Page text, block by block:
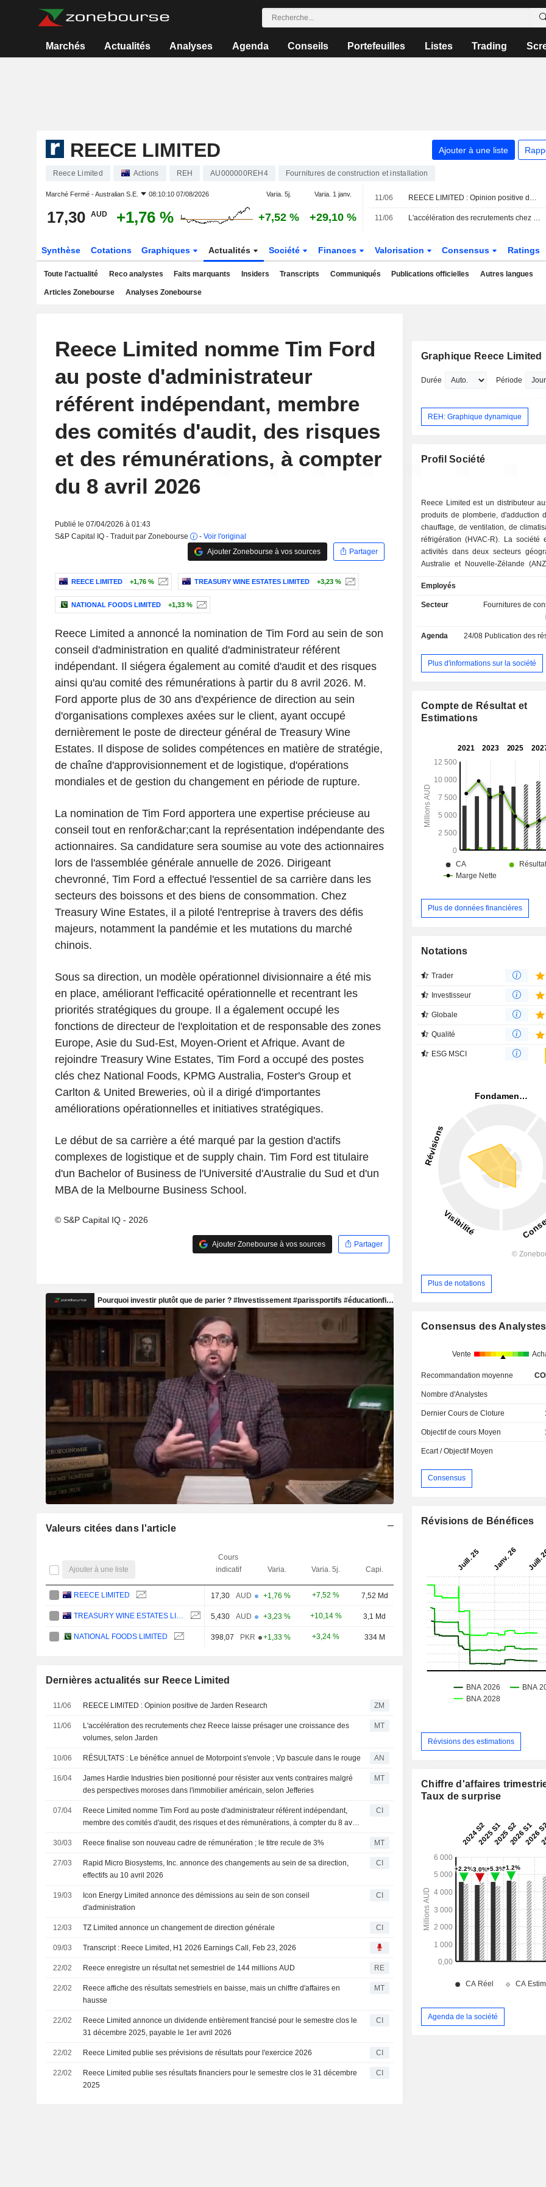
Marchés Actualités Analyses Agenda Conseils Portefeuilles Listes Trading
REECE LIMITED Ajouter à une liste
Reece Limited Actions REH AU000000REH4 Fournitures de construction et installation
Marché Fermé -Australian S.E. 08:10:10 07/08/2026 Varia. 5j. Varia. 1 janv.
17,30 AUD +1,76 % +7,52 % +29,10 %
11/06 REECE LIMITED : Opinion positive de Jarden Research
11/06 L'accélération des recrutements chez Reece laisse présager une croissance des volumes, selon Jarden
Synthèse Cotations Graphiques Actualités Société Finances Valorisation Consensus Ratings
Toute l'actualité Reco analystes Faits marquants Insiders Transcripts Communiqués Publications officielles Autres langues
Articles Zonebourse Analyses Zonebourse
Reece Limited nomme Tim Ford
au poste d'administrateur
référent indépendant, membre
des comités d'audit, des risques
et des rémunérations, à compter
du 8 avril 2026
Publié le 07/04/2026 à 01:43
S&P Capital IQ - Traduit par Zonebourse
- Voir l'original
Ajouter Zonebourse à vos sources
Partager
REECE LIMITED +1,76 % TREASURY WINE ESTATES LIMITED +3,23 %
NATIONAL FOODS LIMITED +1,33 %
Reece Limited a annoncé la nomination de Tim Ford au sein de son
conseil d'administration en qualité d'administrateur référent
indépendant. Il siégera également au comité d'audit et des risques
ainsi qu'au comité des rémunérations à partir du 8 avril 2026. M.
Ford apporte plus de 30 ans d'expérience de direction au sein
d'organisations complexes axées sur le client, ayant occupé
dernièrement le poste de directeur général de Treasury Wine
Estates. Il dispose de solides compétences en matière de stratégie,
de chaîne d'approvisionnement et de logistique, d'opérations
mondiales et de gestion du changement en période de rupture.
La nomination de Tim Ford apportera une expertise précieuse au
conseil tout en renfor&char;cant la représentation indépendante des
actionnaires. Sa candidature sera soumise au vote des actionnaires
lors de l'assemblée générale annuelle de 2026. Dirigeant
chevronné, Tim Ford a effectué l'essentiel de sa carrière dans les
secteurs des boissons et des biens de consommation. Chez
Treasury Wine Estates, il a piloté l'entreprise à travers des défis
majeurs, notamment la pandémie et les mutations du marché
chinois.
Sous sa direction, un modèle opérationnel divisionnaire a été mis
en place, améliorant l'efficacité opérationnelle et recentrant les
priorités stratégiques du groupe. Il a également occupé les
fonctions de directeur de l'exploitation et de responsable des zones
Europe, Asie du Sud-Est, Moyen-Orient et Afrique. Avant de
rejoindre Treasury Wine Estates, Tim Ford a occupé des postes
clés chez National Foods, KPMG Australia, Foster's Group et
Carlton & United Breweries, où il a dirigé d'importantes
améliorations opérationnelles et initiatives stratégiques.
Le début de sa carrière a été marqué par la gestion d'actifs
complexes de logistique et de supply chain. Tim Ford est titulaire
d'un Bachelor of Business de l'Université d'Australie du Sud et d'un
MBA de la Melbourne Business School.
© S&P Capital IQ - 2026
Ajouter Zonebourse à vos sources Partager
Valeurs citées dans l'article
Ajouter à une liste
Cours
indicatif
Varia. Varia. 5j. Capi.
REECE LIMITED 17,30 AUD +1,76 % +7,52 % 7,52 Md
TREASURY WINE ESTATES LIMITED 5,430 AUD +3,23 % +10,14 % 3,1 Md
NATIONAL FOODS LIMITED 398,07 PKR +1,33 % +3,24 % 334 M
Dernières actualités sur Reece Limited
11/06 REECE LIMITED : Opinion positive de Jarden Research ZM
11/06
L'accélération des recrutements chez Reece laisse présager une croissance des
volumes, selon Jarden
MT
10/06 RÉSULTATS : Le bénéfice annuel de Motorpoint s'envole ; Vp bascule dans le rouge AN
16/04
James Hardie Industries bien positionné pour résister aux vents contraires malgré
des perspectives moroses dans l'immobilier américain, selon Jefferies
MT
07/04
Reece Limited nomme Tim Ford au poste d'administrateur référent indépendant,
membre des comités d'audit, des risques et des rémunérations, à compter du 8 avril
CI
30/03 Reece finalise son nouveau cadre de rémunération ; le titre recule de 3% MT
27/03
Rapid Micro Biosystems, Inc. annonce des changements au sein de sa direction,
effectifs au 10 avril 2026
CI
19/03
Icon Energy Limited annonce des démissions au sein de son conseil
d'administration
CI
12/03 TZ Limited annonce un changement de direction générale CI
09/03 Transcript : Reece Limited, H1 2026 Earnings Call, Feb 23, 2026
22/02 Reece enregistre un résultat net semestriel de 144 millions AUD RE
22/02
Reece affiche des résultats semestriels en baisse, mais un chiffre d'affaires en
hausse
MT
22/02
Reece Limited annonce un dividende entièrement francisé pour le semestre clos le
31 décembre 2025, payable le 1er avril 2026
CI
22/02 Reece Limited publie ses prévisions de résultats pour l'exercice 2026 CI
22/02
Reece Limited publie ses résultats financiers pour le semestre clos le 31 décembre
2025
CI
Graphique Reece Limited
Durée Période
REH: Graphique dynamique
Profil Société
Reece Limited est un distributeur
produits de plomberie, d'adduction
chauffage, de ventilation, de
réfrigération (HVAC-R). La société
activités dans deux secteurs
Australie et Nouvelle-Zélande
plomberie et de salle de bains
localement et internationalement.
pour la salle de bains et la cuisine
les lavabos, les douches, les
les cuves, les appareils de salle de
cuisine. Ses produits de plomberie
toilettes, la robinetterie et les
produits de génie civil comprennent
drainage, les tuyaux et les raccords
les réservoirs d'eau et les réservoirs
Elle distribue ses produits
commerciaux et résidentiels par
d'environ 900 succursales en
Nouvelle-Zélande et aux États-Unis.
Employés
Secteur
Fournitures de
Agenda 24/08 Publication des résultats -
Plus d'informations sur la société
Compte de Résultat et
Estimations
Plus de données financières
Notations
Trader
Investisseur
Globale
Qualité
ESG MSCI
Plus de notations
Consensus des Analystes
Vente
Recommandation moyenne
Nombre d'Analystes
Dernier Cours de Cloture
Objectif de cours Moyen
Ecart / Objectif Moyen
Consensus
Révisions de Bénéfices
Révisions des estimations
Chiffre d'affaires
Taux de surprise
Agenda de la société